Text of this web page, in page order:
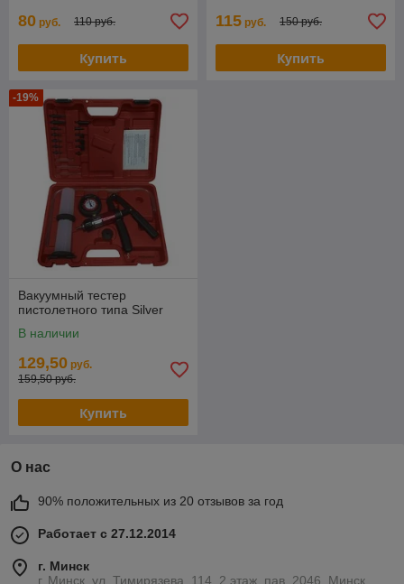
80 руб. 110 руб.
Купить
115 руб. 150 руб.
Купить
-19%
Вакуумный тестер
пистолетного типа Silver
В наличии
129,50 руб.
159,50 руб.
Купить
О нас
90% положительных из 20 отзывов за год
Работает с 27.12.2014
г. Минск
г. Минск, ул. Тимирязева, 114, 2 этаж, пав. 2046, Минск,